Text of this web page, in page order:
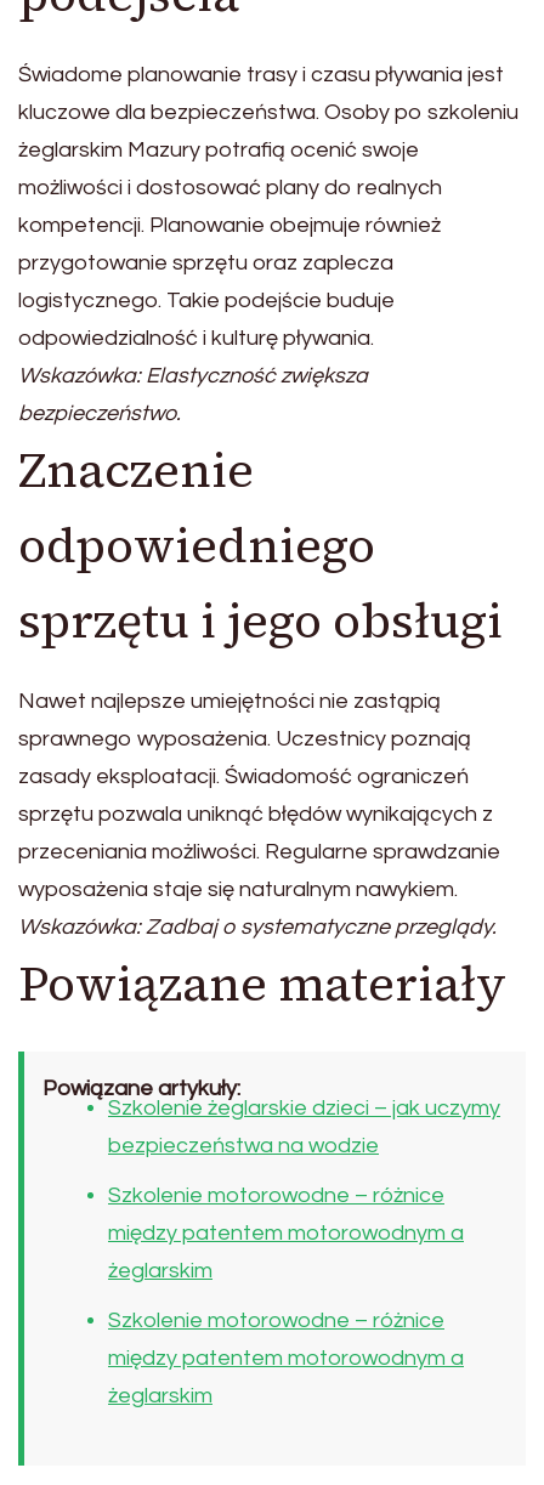
Świadome planowanie trasy i czasu pływania jest
kluczowe dla bezpieczeństwa. Osoby po szkoleniu
żeglarskim Mazury potrafią ocenić swoje
możliwości i dostosować plany do realnych
kompetencji. Planowanie obejmuje również
przygotowanie sprzętu oraz zaplecza
logistycznego. Takie podejście buduje
odpowiedzialność i kulturę pływania.
Wskazówka: Elastyczność zwiększa
bezpieczeństwo.
Znaczenie
odpowiedniego
sprzętu i jego obsługi
Nawet najlepsze umiejętności nie zastąpią
sprawnego wyposażenia. Uczestnicy poznają
zasady eksploatacji. Świadomość ograniczeń
sprzętu pozwala uniknąć błędów wynikających z
przeceniania możliwości. Regularne sprawdzanie
wyposażenia staje się naturalnym nawykiem.
Wskazówka: Zadbaj o systematyczne przeglądy.
Powiązane materiały
Powiązane artykuły:
Szkolenie żeglarskie dzieci – jak uczymy
bezpieczeństwa na wodzie
Szkolenie motorowodne – różnice
między patentem motorowodnym a
żeglarskim
Szkolenie motorowodne – różnice
między patentem motorowodnym a
żeglarskim